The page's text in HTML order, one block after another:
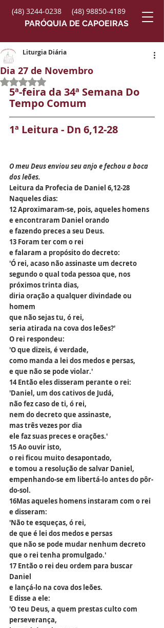
(48) 3244-0238
(48) 98850-4189
PARÓQUIA DE CAPOEIRAS
Dia 27 de Novembro
Liturgia Diária
Avaliado com NaN de 5 estrelas.
5ª-feira da 34ª Semana Do
Tempo Comum
1ª Leitura - Dn 6,12-28
O meu Deus enviou seu anjo e fechou a boca
dos leões.
Leitura da Profecia de Daniel 6,12-28
Naqueles dias:
12 Aproximaram-se, pois, aqueles homens
e encontraram Daniel orando
e fazendo preces a seu Deus.
13 Foram ter com o rei
e falaram a propósito do decreto:
'Ó rei, acaso não assinaste um decreto
segundo o qual toda pessoa que, nos
próximos trinta dias,
diria oração a qualquer divindade ou
homem
que não sejas tu, ó rei,
seria atirada na cova dos leões?'
O rei respondeu:
'O que dizeis, é verdade,
como manda a lei dos medos e persas,
e que não se pode violar.'
14 Então eles disseram perante o rei:
'Daniel, um dos cativos de Judá,
não fez caso de ti, ó rei,
nem do decreto que assinaste,
mas três vezes por dia
ele faz suas preces e orações.'
15 Ao ouvir isto,
o rei ficou muito desapontado,
e tomou a resolução de salvar Daniel,
empenhando-se em libertá-lo antes do pôr-
do-sol.
16Mas aqueles homens instaram com o rei
e disseram:
'Não te esqueças, ó rei,
de que é lei dos medos e persas
que não se pode mudar nenhum decreto
que o rei tenha promulgado.'
17 Então o rei deu ordem para buscar
Daniel
e lançá-lo na cova dos leões.
E disse a ele:
'O teu Deus, a quem prestas culto com
perseverança,